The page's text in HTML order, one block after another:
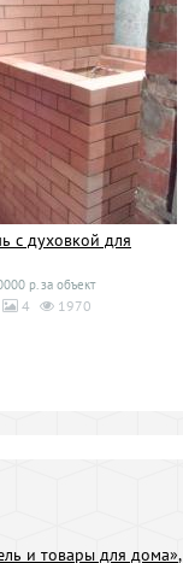
с духовкой для
р. за объект
4 1970
и товары для дома»,